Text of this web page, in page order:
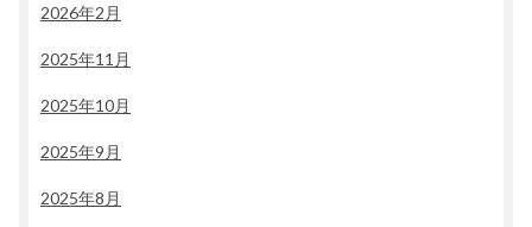
2026年2月
2025年11月
2025年10月
2025年9月
2025年8月